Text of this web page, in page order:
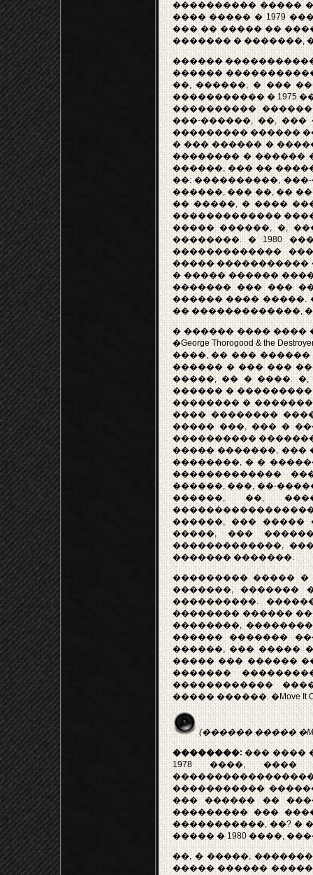
���������� �����
���� ����� � 1979
��� �� ����� ��
������� � �������,
������ �����������
������
��, ������, � ���
����������� � 1975
����������
���-������, ��,
��������� ������
� ��� ������ �
�������� � ������
������, ��� ��
��: ����������,
������, ��� ��, ��
�� �����, � ����
�������������
����� ������, �,
��������. � 1980
�������������
����� �����������
� ����� ������
������� ��� ���
������ ���� �����.
�� �������������,
� ������ ���� ����
�George Thorogood & the
����, �� ���
������ � ��� ���
�����, �� � ����.
������ �
�������� �
���� ��������
����� ���, ��� �
����������
����� �������, ���
��������, � �
�������������
������, ���, ��-
������, ��,
������, ��� �����
�����, ���
�������������,
������� �������.
��������� ����� �
�������, �������
����������.
�������� ������
��������,
������ �������
������, ��� ����� �
����� ��� ������
�������
������������
����� ������. �Move It
(������ �����
��������:��� ����
1978 ����,
�����������
��� ������ ��
��������� ���
�����������, ��? �
����� � 1980 ����,
��, � �����,
����� ������